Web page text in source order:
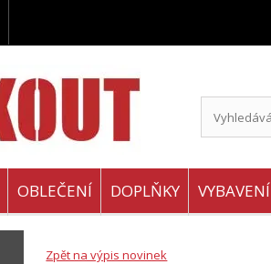
OBLEČENÍ DOPLŇKY VYBAVENÍ
Zpět na výpis novinek